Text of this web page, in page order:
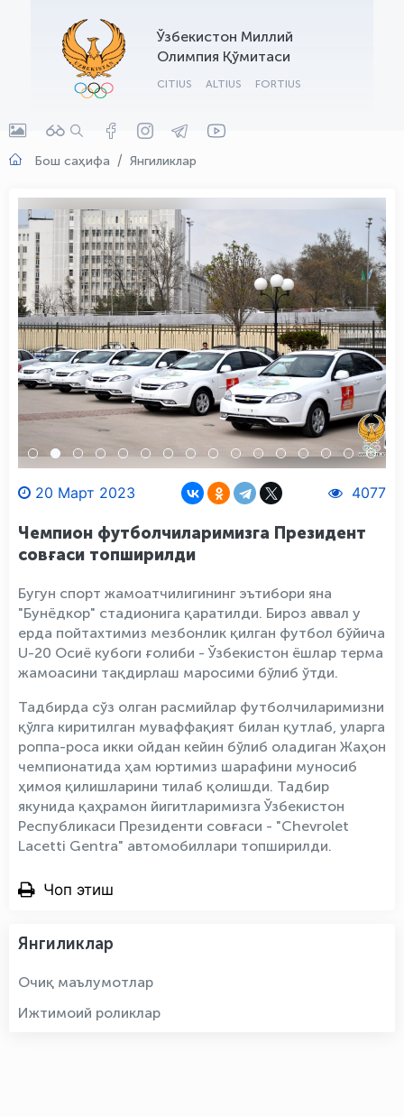
Ўзбекистон Миллий
Олимпия Қўмитаси
CITIUS ALTIUS FORTIUS
Бош саҳифа Янгиликлар
20 Март 2023 4077
Чемпион футболчиларимизга Президент
совғаси топширилди
Бугун спорт жамоатчилигининг эътибори яна
"Бунёдкор" стадионига қаратилди. Бироз аввал у
ерда пойтахтимиз мезбонлик қилган футбол бўйича
U-20 Осиё кубоги ғолиби - Ўзбекистон ёшлар терма
жамоасини тақдирлаш маросими бўлиб ўтди.
Тадбирда сўз олган расмийлар футболчиларимизни
қўлга киритилган муваффақият билан қутлаб, уларга
роппа-роса икки ойдан кейин бўлиб оладиган Жаҳон
чемпионатида ҳам юртимиз шарафини муносиб
ҳимоя қилишларини тилаб қолишди. Тадбир
якунида қаҳрамон йигитларимизга Ўзбекистон
Республикаси Президенти совғаси - "Chevrolet
Lacetti Gentra" автомобиллари топширилди.
Чоп этиш
Янгиликлар
Очиқ маълумотлар
Ижтимоий роликлар
OLYMPCHIK AI - yordamchi
Онлайн · olympic.uz